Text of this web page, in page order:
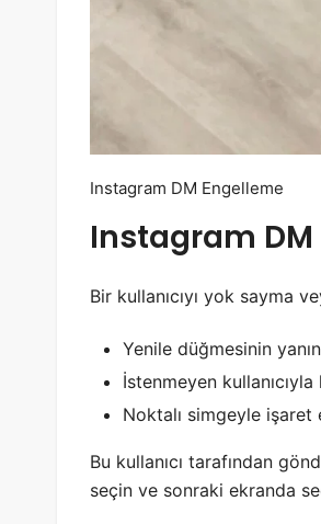
Instagram DM Engelleme
Instagram
Bir kullanıcıyı yok sayma
Yenile düğmesinin
İstenmeyen
Noktalı simgeyle işaret
Bu kullanıcı tarafından
seçin ve sonraki ekranda